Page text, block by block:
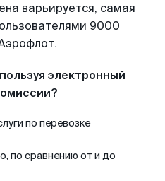
варьируется, самая
9000
электронный
по перевозке
по сравнению от и до